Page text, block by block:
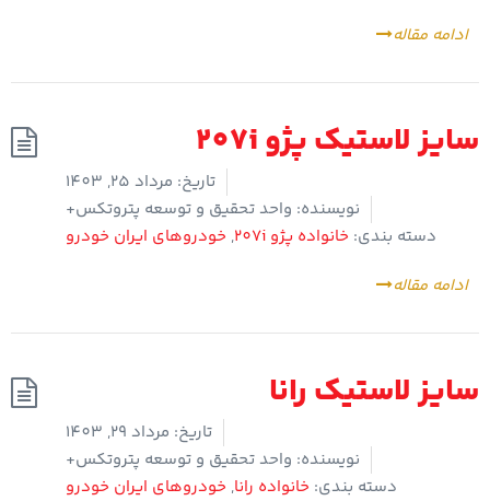
ادامه مقاله
سایز لاستیک پژو 207i
تاریخ: مرداد 25, 1403
نویسنده: واحد تحقیق و توسعه پتروتکس+
دسته بندی: خانواده پژو 207i , خودروهای ایران خودرو
ادامه مقاله
سایز لاستیک رانا
تاریخ: مرداد 29, 1403
نویسنده: واحد تحقیق و توسعه پتروتکس+
دسته بندی: خانواده رانا, خودروهای ایران خودرو